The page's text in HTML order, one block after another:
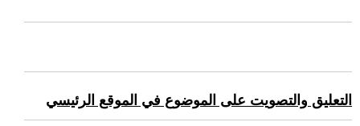
التعليق والتصويت على الموضوع في الموقع الرئيسي